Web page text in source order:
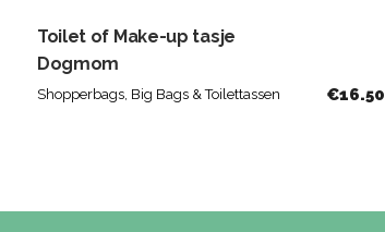
Toilet of Make-up tasje
Dogmom
Shopperbags, Big Bags & Toilettassen €16.50